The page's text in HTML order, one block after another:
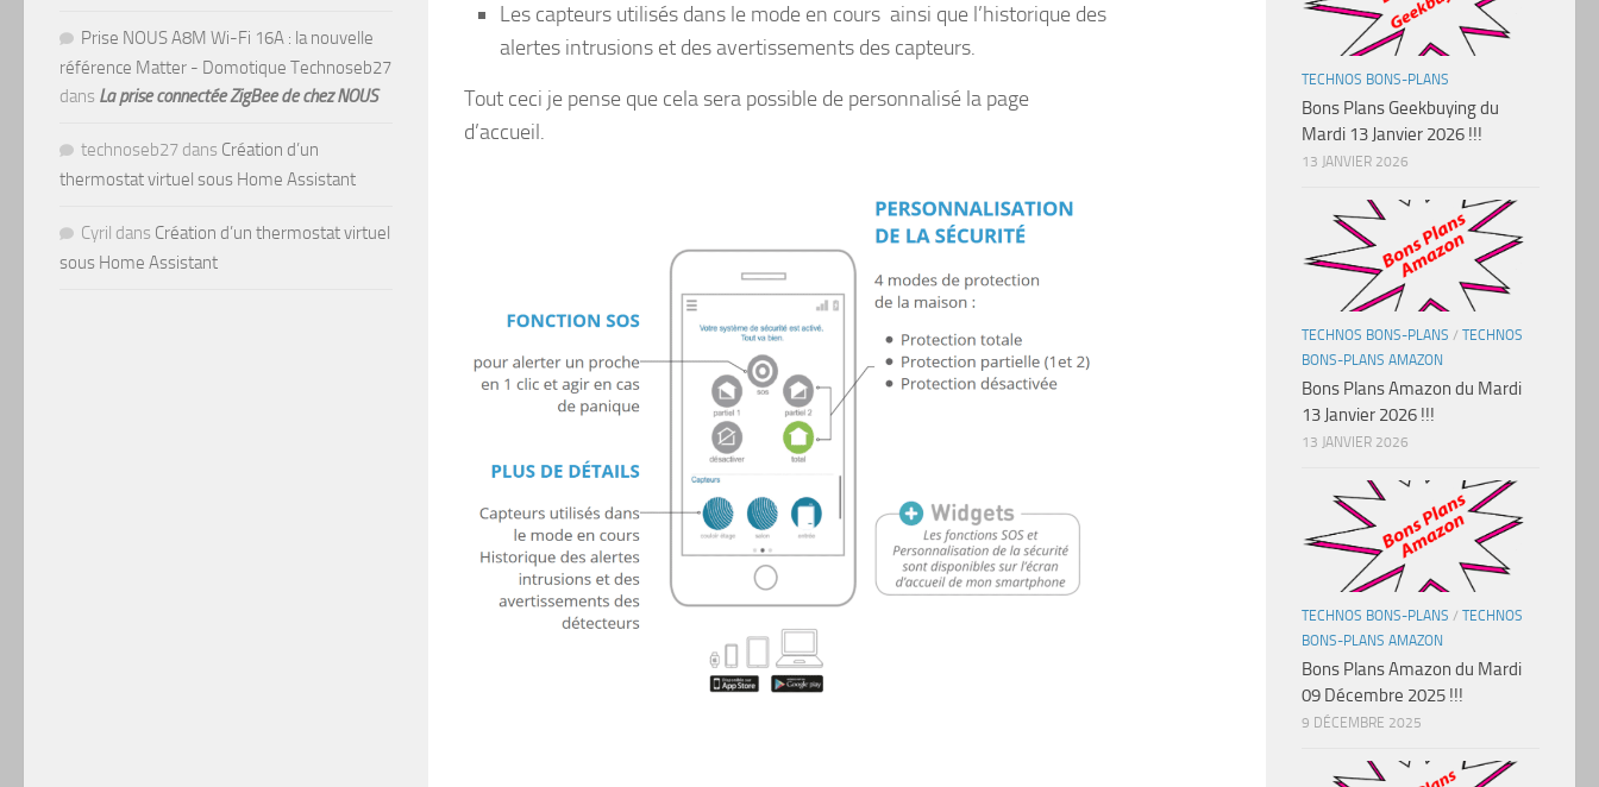
Les capteurs utilisés dans le mode en cours ainsi que l’historique des
alertes intrusions et des avertissements des capteurs.
Tout ceci je pense que cela sera possible de personnalisé la page
d’accueil.
Prise NOUS A8M Wi-Fi 16A : la nouvelle
référence Matter - Domotique Technoseb27
dans La prise connectée ZigBee de chez NOUS
technoseb27 dans Création d’un
thermostat virtuel sous Home Assistant
Cyril dans Création d’un thermostat virtuel
sous Home Assistant
TECHNOS BONS-PLANS
Bons Plans Geekbuying du
Mardi 13 Janvier 2026 !!!
13 JANVIER 2026
TECHNOS BONS-PLANS / TECHNOS
BONS-PLANS AMAZON
Bons Plans Amazon du Mardi
13 Janvier 2026 !!!
13 JANVIER 2026
TECHNOS BONS-PLANS / TECHNOS
BONS-PLANS AMAZON
Bons Plans Amazon du Mardi
09 Décembre 2025 !!!
9 DÉCEMBRE 2025